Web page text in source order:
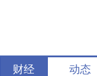
财经 动态